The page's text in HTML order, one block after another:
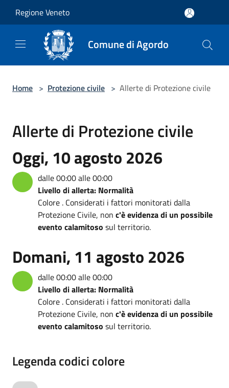
Regione Veneto
Comune di Agordo
Home > Protezione civile > Allerte di Protezione civile
Allerte di Protezione civile
Oggi, 10 agosto 2026
dalle 00:00 alle 00:00
Livello di allerta: Normalità
Colore . Considerati i fattori monitorati dalla
Protezione Civile, non c'è evidenza di un possibile
evento calamitoso sul territorio.
Domani, 11 agosto 2026
dalle 00:00 alle 00:00
Livello di allerta: Normalità
Colore . Considerati i fattori monitorati dalla
Protezione Civile, non c'è evidenza di un possibile
evento calamitoso sul territorio.
Legenda codici colore